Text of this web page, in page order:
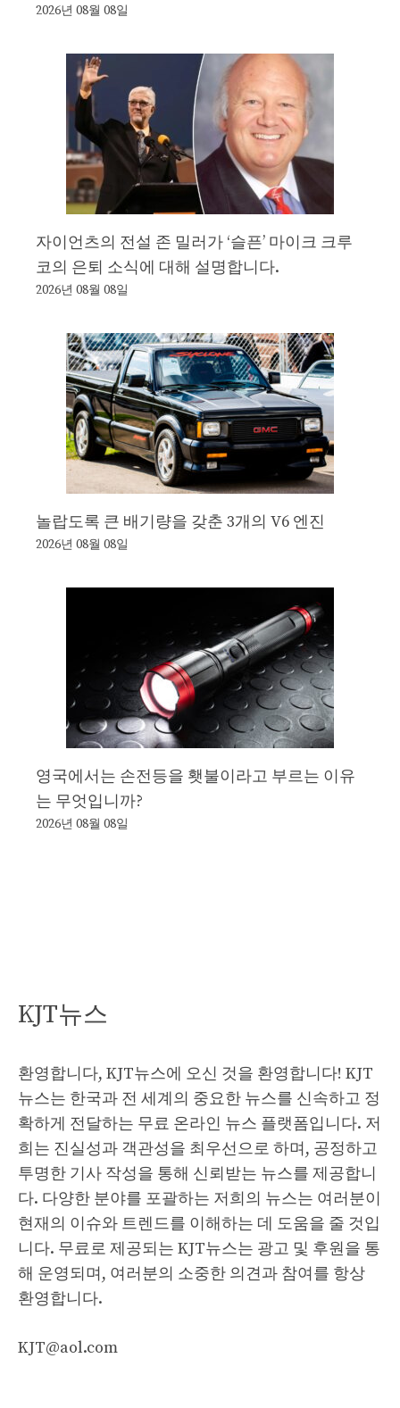
2026년 08월 08일
자이언츠의 전설 존 밀러가 ‘슬픈’ 마이크 크루
코의 은퇴 소식에 대해 설명합니다.
2026년 08월 08일
놀랍도록 큰 배기량을 갖춘 3개의 V6 엔진
2026년 08월 08일
영국에서는 손전등을 횃불이라고 부르는 이유
는 무엇입니까?
2026년 08월 08일
KJT뉴스
환영합니다, KJT뉴스에 오신 것을 환영합니다! KJT
뉴스는 한국과 전 세계의 중요한 뉴스를 신속하고 정
확하게 전달하는 무료 온라인 뉴스 플랫폼입니다. 저
희는 진실성과 객관성을 최우선으로 하며, 공정하고
투명한 기사 작성을 통해 신뢰받는 뉴스를 제공합니
다. 다양한 분야를 포괄하는 저희의 뉴스는 여러분이
현재의 이슈와 트렌드를 이해하는 데 도움을 줄 것입
니다. 무료로 제공되는 KJT뉴스는 광고 및 후원을 통
해 운영되며, 여러분의 소중한 의견과 참여를 항상
환영합니다.
KJT@aol.com